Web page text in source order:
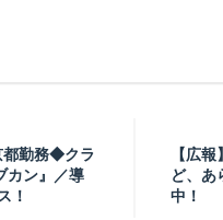
都勤務◆クラ
カン』／導
！
【広
ど、あ
中！